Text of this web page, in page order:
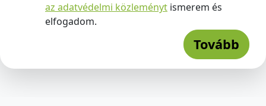
az adatvédelmi közleményt ismerem és
elfogadom.
Tovább